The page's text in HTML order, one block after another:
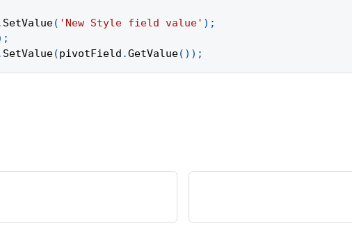
SetValue( 'New Style field value' ) ;
;
SetValue(pivotField .GetValue( ) ) ;